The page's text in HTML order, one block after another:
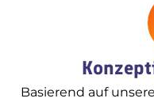
Basierend auf